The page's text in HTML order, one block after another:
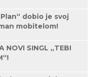
dobio je svoj
mobitelom!
NOVI SINGL „TEBI